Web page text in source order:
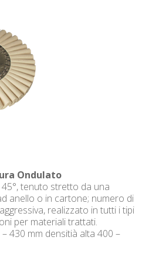
Ondulato
tenuto stretto da una
anello o in cartone; numero di
realizzato in tutti i tipi
per materiali trattati.
430 mm densitià alta 400 –